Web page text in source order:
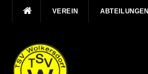
VEREIN ABTEILUNGEN